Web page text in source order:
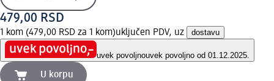
479,00 RSD
1 kom (479,00 RSD za 1 kom)uključen PDV, uz dostavu
uvek povoljnouvek povoljno od 01.12.2025.
U korpu